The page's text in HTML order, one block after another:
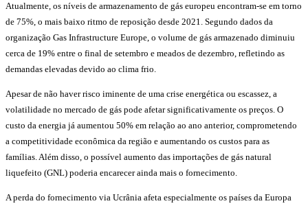
Atualmente, os níveis de armazenamento de gás europeu encontram-se em torno
de 75%, o mais baixo ritmo de reposição desde 2021. Segundo dados da
organização Gas Infrastructure Europe, o volume de gás armazenado diminuiu
cerca de 19% entre o final de setembro e meados de dezembro, refletindo as
demandas elevadas devido ao clima frio.
Apesar de não haver risco iminente de uma crise energética ou escassez, a
volatilidade no mercado de gás pode afetar significativamente os preços. O
custo da energia já aumentou 50% em relação ao ano anterior, comprometendo
a competitividade econômica da região e aumentando os custos para as
famílias. Além disso, o possível aumento das importações de gás natural
liquefeito (GNL) poderia encarecer ainda mais o fornecimento.
A perda do fornecimento via Ucrânia afeta especialmente os países da Europa